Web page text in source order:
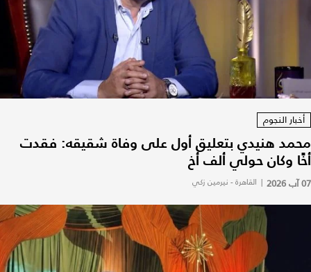
أخبار النجوم
محمد هنيدي بتعليق أول على وفاة شقيقه: فقدت
أخًا وكان حولي ألف أخ
07 آب 2026 | القاهرة - نيرمين زكي